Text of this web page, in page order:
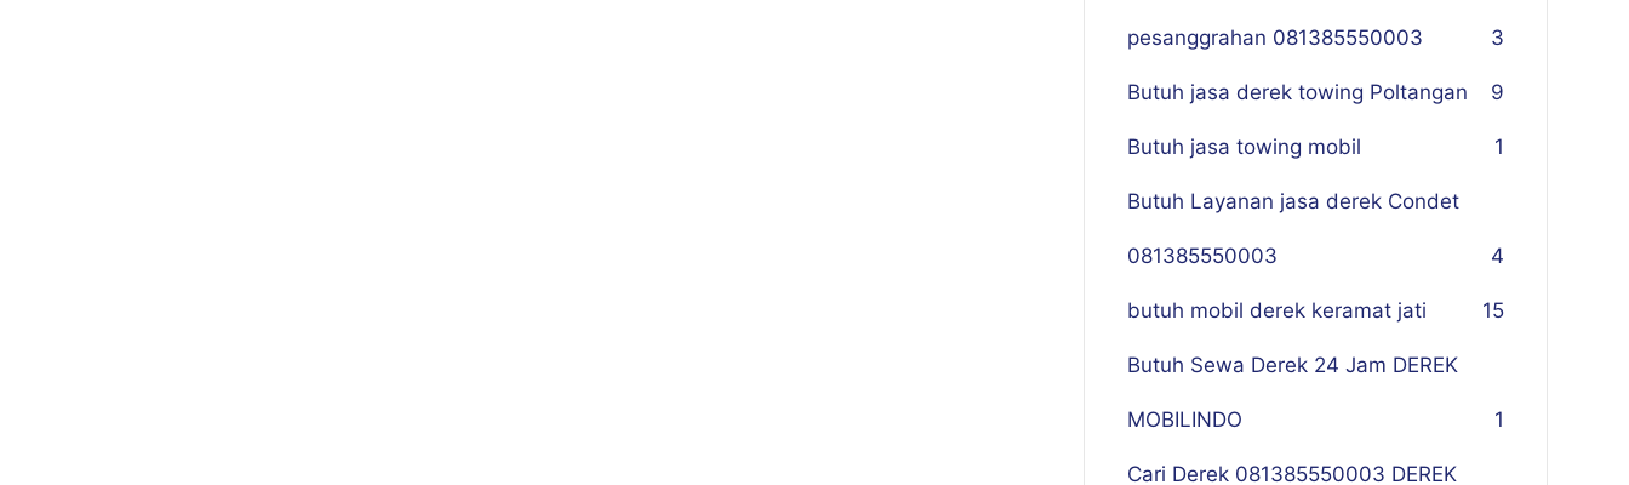
pesanggrahan 081385550003 3
Butuh jasa derek towing Poltangan 9
Butuh jasa towing mobil 1
Butuh Layanan jasa derek Condet
081385550003 4
butuh mobil derek keramat jati 15
Butuh Sewa Derek 24 Jam DEREK
MOBILINDO 1
Cari Derek 081385550003 DEREK